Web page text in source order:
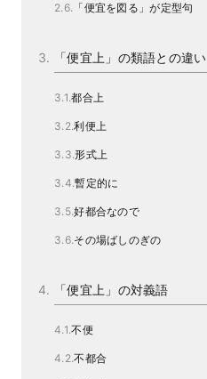
「便宜を図る」が定型句
「便宜上」の類語との違い
都合上
利便上
形式上
暫定的に
好都合なので
その場ばしのぎの
「便宜上」の対義語
不便
不都合